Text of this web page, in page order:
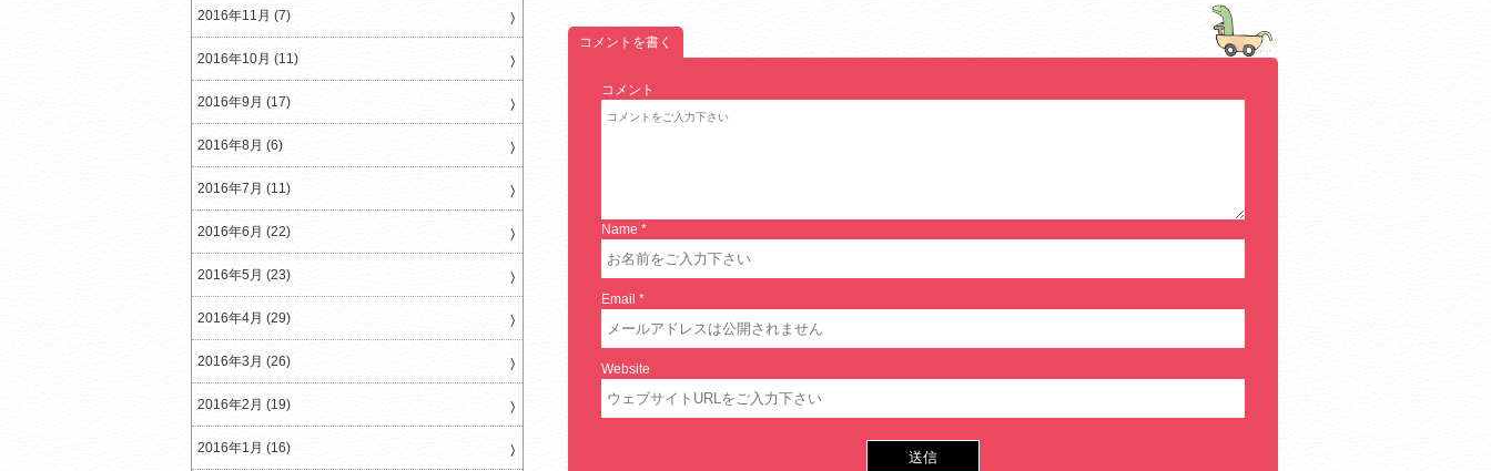
コメントを書く
コメント
Name *
Email *
Website
2016年11月 (7)
2016年10月 (11)
2016年9月 (17)
2016年8月 (6)
2016年7月 (11)
2016年6月 (22)
2016年5月 (23)
2016年4月 (29)
2016年3月 (26)
2016年2月 (19)
2016年1月 (16)